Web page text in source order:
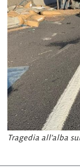
Tragedia all’alba